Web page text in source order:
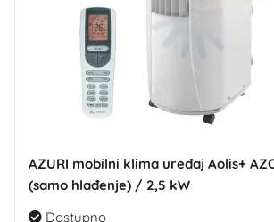
AZURI mobilni klima uređaj Aolis+
(samo hlađenje) / 2,5 kW
Dostupno